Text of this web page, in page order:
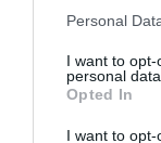
Personal
I want to
personal data.
Opted In
I want to
Rodzaj produktu:
Wbudowany system